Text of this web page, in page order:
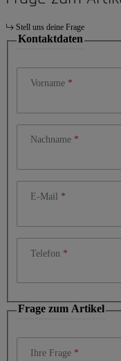
Stell uns deine Frage
Kontaktdaten
Vorname
Nachname
E-Mail
Telefon
Frage zum Artikel
Ihre Frage